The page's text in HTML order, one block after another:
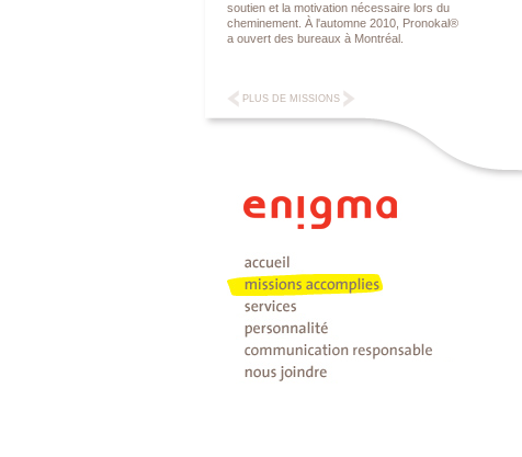
PLUS DE MISSIONS
soutien et la motivation nécessaire lors du
cheminement. À l'automne 2010, Pronokal®
a ouvert des bureaux à Montréal.